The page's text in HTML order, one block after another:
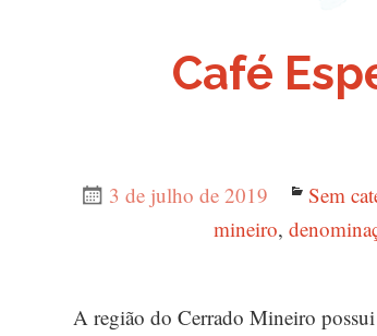
Café
Publicado
3 de julho de 2019 Sem
mineiro,
A região do Cerrado Mineiro